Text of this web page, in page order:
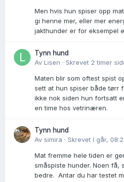
Men hvis hun spiser opp
gi henne mer, eller mer
jakthunder er for eksempel
Tynn hund
Av Lisen · Skrevet 2 timer
Maten blir som oftest spist
sett at hun spiser både tørr
ikke nok siden hun fortsatt
en time hos vetrinæren.
Tynn hund
Av simira · Skrevet I går,
Mat fremme hele tiden er
småspiste hunder. Noen få,
bedre. Antar du har testet